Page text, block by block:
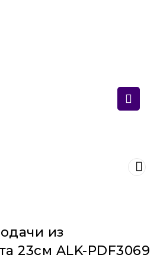
из
23см ALK-PDF3069